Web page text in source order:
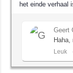
het einde verhaal
Geert
Leuk ️